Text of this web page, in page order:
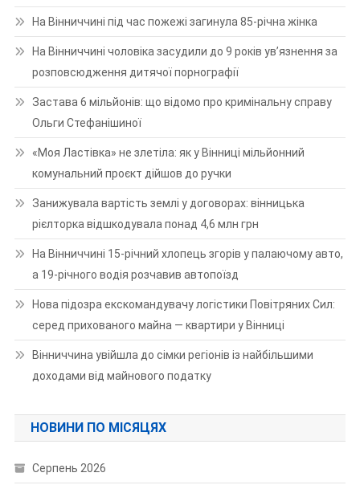
На Вінниччині під час пожежі загинула 85-річна жінка
На Вінниччині чоловіка засудили до 9 років ув’язнення за
розповсюдження дитячої порнографії
Застава 6 мільйонів: що відомо про кримінальну справу
Ольги Стефанішиної
«Моя Ластівка» не злетіла: як у Вінниці мільйонний
комунальний проєкт дійшов до ручки
Занижувала вартість землі у договорах: вінницька
рієлторка відшкодувала понад 4,6 млн грн
На Вінниччині 15-річний хлопець згорів у палаючому авто,
а 19-річного водія розчавив автопоїзд
Нова підозра екскомандувачу логістики Повітряних Сил:
серед прихованого майна — квартири у Вінниці
Вінниччина увійшла до сімки регіонів із найбільшими
доходами від майнового податку
НОВИНИ ПО МІСЯЦЯХ
Серпень 2026